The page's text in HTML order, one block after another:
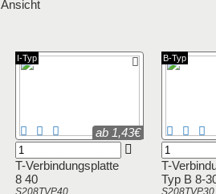
Ansicht
T-Verbindungsplatte
8 40
S208TVP40
ab 1,43€
I-Typ
T-
Typ B 8-
S208TVP30
B-Typ